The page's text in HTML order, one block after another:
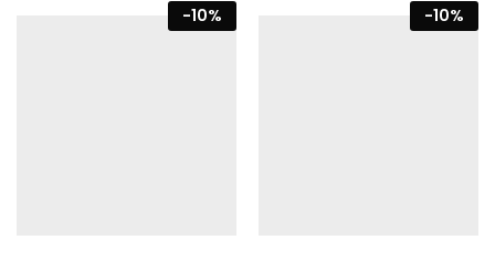
-10% -10%